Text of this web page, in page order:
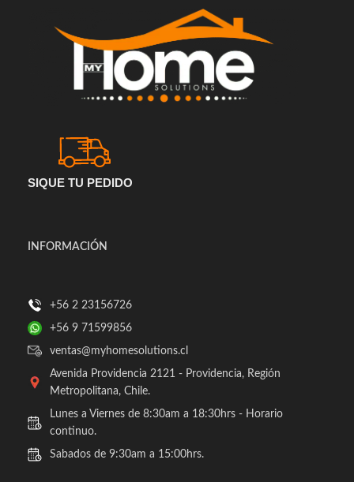
SIQUE TU PEDIDO
INFORMACIÓN
+56 2 23156726
+56 9 71599856
ventas@myhomesolutions.cl
Avenida Providencia 2121 - Providencia, Región
Metropolitana, Chile.
Lunes a Viernes de 8:30am a 18:30hrs - Horario
continuo.
Sabados de 9:30am a 15:00hrs.